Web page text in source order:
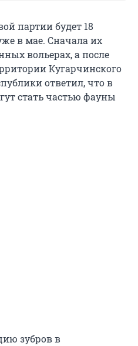
диких
информагентства
почти четверть
животного, для
важным
партии будет 18
в мае. Сначала их
вольерах, а после
Кугарчинского
ответил, что в
стать частью фауны
зубров в